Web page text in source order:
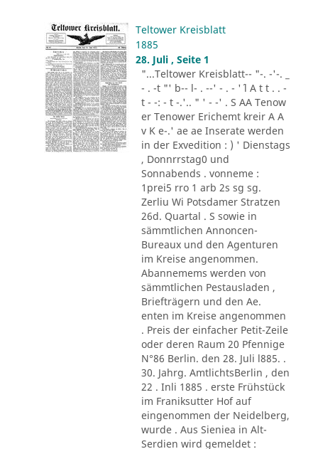
Teltower Kreisblatt
1885
28. Juli , Seite 1
"...Teltower Kreisblatt-- "-. -'-. _
- . -t "' b-- l- . --' - . - '´ l A t t . . -
t - -: - t -.'.. " ' - -' . S AA Tenow
er Tenower Erichemt kreir A A
v K e-.' ae ae Inserate werden
in der Exvedition : ) ' Dienstags
, Donnrrstag0 und
Sonnabends . vonneme :
1prei5 rro 1 arb 2s sg sg.
Zerliu Wi Potsdamer Stratzen
26d. Quartal . S sowie in
sämmtlichen Annoncen-
Bureaux und den Agenturen
im Kreise angenommen.
Abannemems werden von
sämmtlichen Pestausladen ,
Briefträgern und den Ae.
enten im Kreise angenommen
. Preis der einfacher Petit-Zeile
oder deren Raum 20 Pfennige
N°86 Berlin. den 28. Juli l885. .
30. Jahrg. AmtlichtsBerlin , den
22 . Inli 1885 . erste Frühstück
im Franiksutter Hof auf
eingenommen der Neidelberg,
wurde . Aus Sieniea in Alt-
Serdien wird gemeldet :